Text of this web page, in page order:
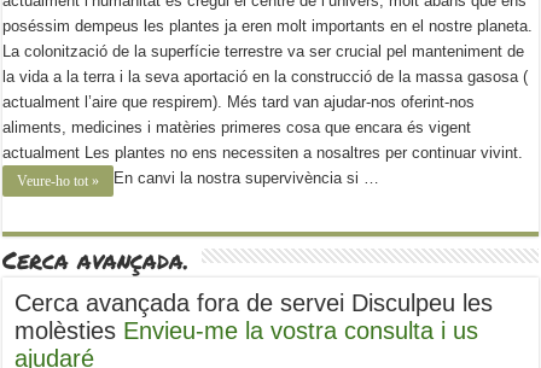
poséssim dempeus les plantes ja eren molt importants en el nostre planeta.
La colonització de la superfície terrestre va ser crucial pel manteniment de
la vida a la terra i la seva aportació en la construcció de la massa gasosa (
actualment l’aire que respirem). Més tard van ajudar-nos oferint-nos
aliments, medicines i matèries primeres cosa que encara és vigent
actualment Les plantes no ens necessiten a nosaltres per continuar vivint.
En canvi la nostra supervivència si …
Veure-ho tot »
Cerca avançada.
Cerca avançada fora de servei Disculpeu les
molèsties Envieu-me la vostra consulta i us
ajudaré